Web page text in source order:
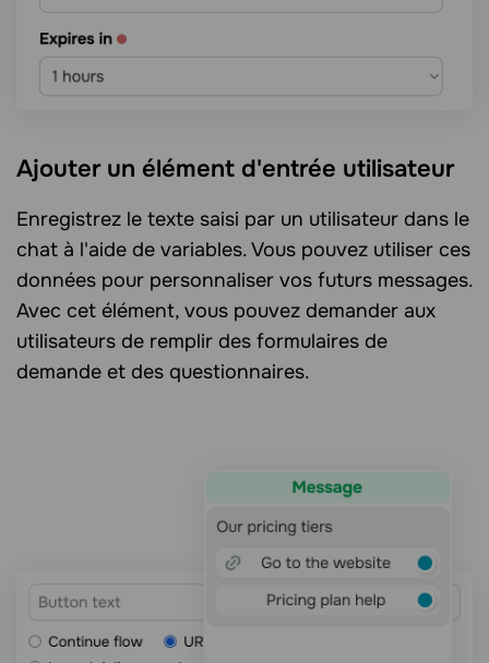
Ajouter un élément d'entrée utilisateur
Enregistrez le texte saisi par un utilisateur dans le
chat à l'aide de variables. Vous pouvez utiliser ces
données pour personnaliser vos futurs messages.
Avec cet élément, vous pouvez demander aux
utilisateurs de remplir des formulaires de
demande et des questionnaires.